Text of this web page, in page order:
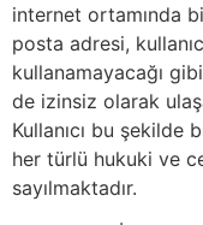
internet ortamında
posta adresi,
kullanamayacağı
de izinsiz olarak
Kullanıcı bu şekilde
her türlü hukuki ve
sayılmaktadır.